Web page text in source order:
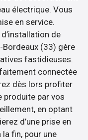
électrique. Vous
en service.
de
Bordeaux (33) gère
fastidieuses.
connectée
dès lors profiter
produite par vos
en optant
d’une prise en
fin, pour une